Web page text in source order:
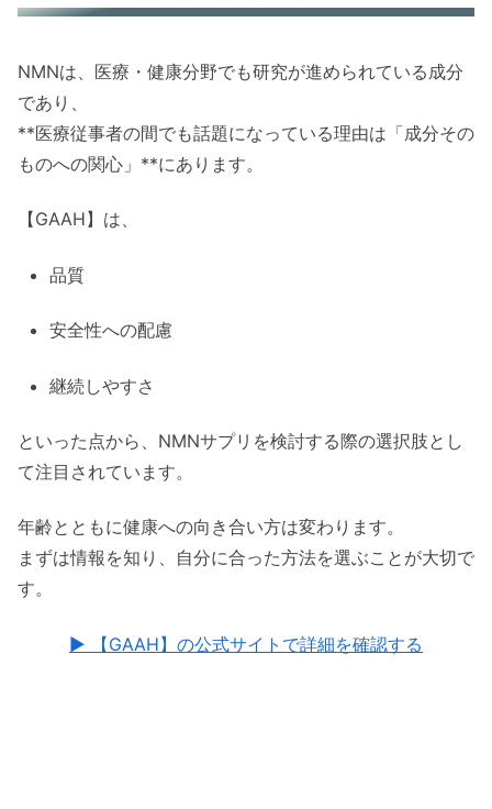
NMNは、医療・健康分野でも研究が進められている成分
であり、
**医療従事者の間でも話題になっている理由は「成分その
ものへの関心」**にあります。
【GAAH】は、
品質
安全性への配慮
継続しやすさ
といった点から、NMNサプリを検討する際の選択肢とし
て注目されています。
年齢とともに健康への向き合い方は変わります。
まずは情報を知り、自分に合った方法を選ぶことが大切で
す。
▶ 【GAAH】の公式サイトで詳細を確認する